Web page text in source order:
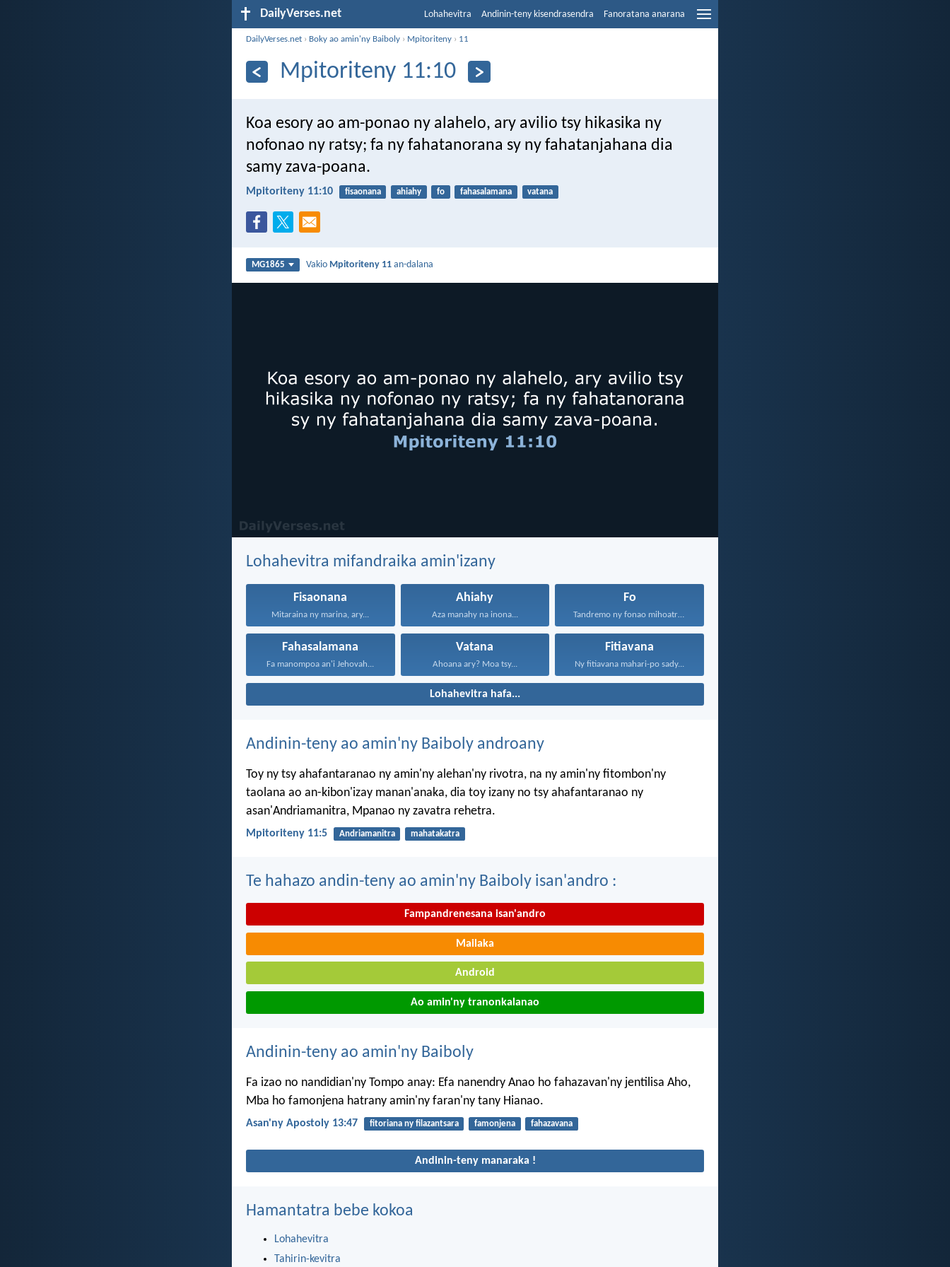
DailyVerses.net Lohahevitra Andinin-teny kisendrasendra Fanoratana anarana
DailyVerses.net › Boky ao amin'ny Baiboly › Mpitoriteny › 11
Mpitoriteny 11:10
Koa esory ao am-ponao ny alahelo, ary avilio tsy hikasika ny
nofonao ny ratsy; fa ny fahatanorana sy ny fahatanjahana dia
samy zava-poana.
Mpitoriteny 11:10 fisaonana ahiahy fo fahasalamana vatana
MG1865 Vakio Mpitoriteny 11 an-dalana
Lohahevitra mifandraika amin'izany
Fisaonana
Mitaraina ny marina, ary...
Ahiahy
Aza manahy na inona...
Fo
Tandremo ny fonao mihoatra...
Fahasalamana
Fa manompoa an'i Jehovah...
Vatana
Ahoana ary? Moa tsy...
Fitiavana
Ny fitiavana mahari-po sady...
Lohahevitra hafa...
Andinin-teny ao amin'ny Baiboly androany
Toy ny tsy ahafantaranao ny amin'ny alehan'ny rivotra, na ny amin'ny fitombon'ny
taolana ao an-kibon'izay manan'anaka, dia toy izany no tsy ahafantaranao ny
asan'Andriamanitra, Mpanao ny zavatra rehetra.
Mpitoriteny 11:5 Andriamanitra mahatakatra
Te hahazo andin-teny ao amin'ny Baiboly isan'andro :
Fampandrenesana isan'andro
Mailaka
Android
Ao amin'ny tranonkalanao
Andinin-teny ao amin'ny Baiboly
Fa izao no nandidian'ny Tompo anay: Efa nanendry Anao ho fahazavan'ny jentilisa Aho,
Mba ho famonjena hatrany amin'ny faran'ny tany Hianao.
Asan'ny Apostoly 13:47 fitoriana ny filazantsara famonjena fahazavana
Andinin-teny manaraka !
Hamantatra bebe kokoa
Lohahevitra
Tahirin-kevitra